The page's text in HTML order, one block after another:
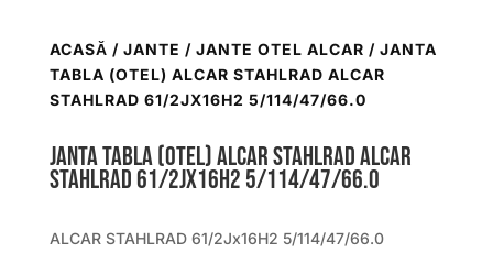
ACASĂ / JANTE / JANTE OTEL ALCAR / JANTA
TABLA (OTEL) ALCAR STAHLRAD ALCAR
STAHLRAD 61/2JX16H2 5/114/47/66.0
Janta tabla (otel) ALCAR STAHLRAD ALCAR
STAHLRAD 61/2Jx16H2 5/114/47/66.0
ALCAR STAHLRAD 61/2Jx16H2 5/114/47/66.0